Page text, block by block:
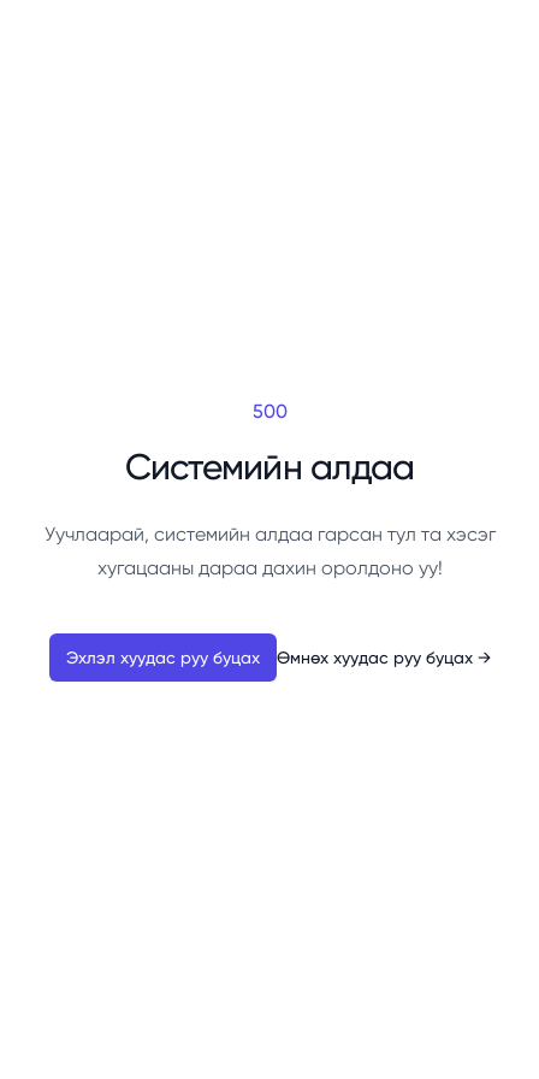
500
Системийн алдаа
Уучлаарай, системийн алдаа гарсан тул та хэсэг
хугацааны дараа дахин оролдоно уу!
Эхлэл хуудас руу буцах Өмнөх хуудас руу буцах →